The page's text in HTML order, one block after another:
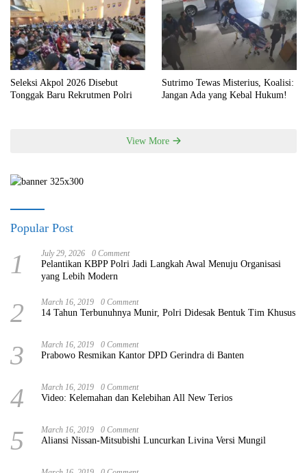
Seleksi Akpol 2026 Disebut
Tonggak Baru Rekrutmen Polri
Sutrimo Tewas Misterius, Koalisi:
Jangan Ada yang Kebal Hukum!
View More
Popular Post
1 July 29, 2026 0 Comment
Pelantikan KBPP Polri Jadi Langkah Awal Menuju Organisasi
yang Lebih Modern
2 March 16, 2019 0 Comment
14 Tahun Terbunuhnya Munir, Polri Didesak Bentuk Tim Khusus
3 March 16, 2019 0 Comment
Prabowo Resmikan Kantor DPD Gerindra di Banten
4 March 16, 2019 0 Comment
Video: Kelemahan dan Kelebihan All New Terios
5 March 16, 2019 0 Comment
Aliansi Nissan-Mitsubishi Luncurkan Livina Versi Mungil